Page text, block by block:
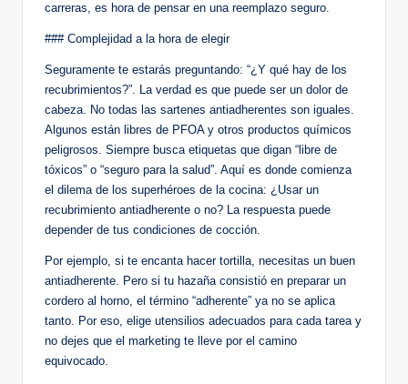
carreras, es hora de pensar en una reemplazo seguro.
### Complejidad a la hora de elegir
Seguramente te estarás preguntando: “¿Y qué hay de los
recubrimientos?”. La verdad es que puede ser un dolor de
cabeza. No todas las sartenes antiadherentes son iguales.
Algunos están libres de PFOA y otros productos químicos
peligrosos. Siempre busca etiquetas que digan “libre de
tóxicos” o “seguro para la salud”. Aquí es donde comienza
el dilema de los superhéroes de la cocina: ¿Usar un
recubrimiento antiadherente o no? La respuesta puede
depender de tus condiciones de cocción.
Por ejemplo, si te encanta hacer tortilla, necesitas un buen
antiadherente. Pero si tu hazaña consistió en preparar un
cordero al horno, el término “adherente” ya no se aplica
tanto. Por eso, elige utensilios adecuados para cada tarea y
no dejes que el marketing te lleve por el camino
equivocado.